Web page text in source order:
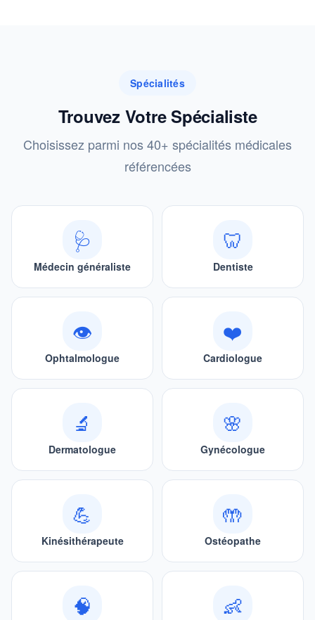
Spécialités
Trouvez Votre Spécialiste
Choisissez parmi nos 40+ spécialités médicales
référencées
🩺
Médecin généraliste
🦷
Dentiste
👁
Ophtalmologue
❤️
Cardiologue
🔬
Dermatologue
🌸
Gynécologue
💪
Kinésithérapeute
🤲
Ostéopathe
🧠 👶